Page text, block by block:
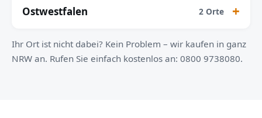
Ostwestfalen 2 Orte
Ihr Ort ist nicht dabei? Kein Problem – wir kaufen in ganz
NRW an. Rufen Sie einfach kostenlos an: 0800 9738080.